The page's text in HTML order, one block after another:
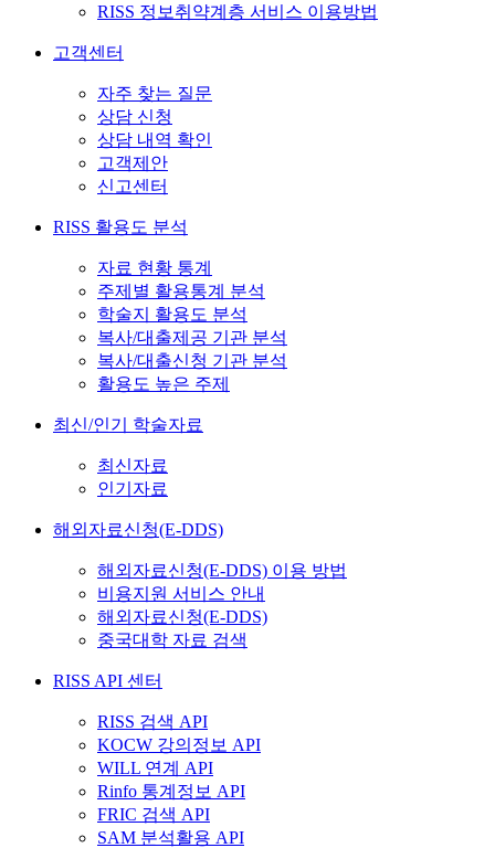
RISS 정보취약계층 서비스 이용방법
고객센터
자주 찾는 질문
상담 신청
상담 내역 확인
고객제안
신고센터
RISS 활용도 분석
자료 현황 통계
주제별 활용통계 분석
학술지 활용도 분석
복사/대출제공 기관 분석
복사/대출신청 기관 분석
활용도 높은 주제
최신/인기 학술자료
최신자료
인기자료
해외자료신청(E-DDS)
해외자료신청(E-DDS) 이용 방법
비용지원 서비스 안내
해외자료신청(E-DDS)
중국대학 자료 검색
RISS API 센터
RISS 검색 API
KOCW 강의정보 API
WILL 연계 API
Rinfo 통계정보 API
FRIC 검색 API
SAM 분석활용 API